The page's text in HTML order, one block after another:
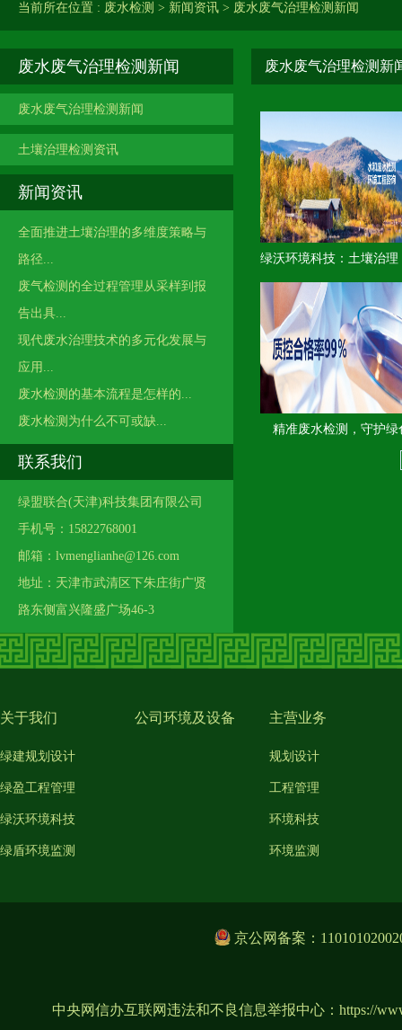
当前所在位置 : 废水检测 > 新闻资讯 > 废水废气治理检测新闻
废水废气治理检测新闻
废水废气治理检测新闻
土壤治理检测资讯
新闻资讯
全面推进土壤治理的多维度策略与
路径...
废气检测的全过程管理从采样到报
告出具...
现代废水治理技术的多元化发展与
应用...
废水检测的基本流程是怎样的...
废水检测为什么不可或缺...
联系我们
绿盟联合(天津)科技集团有限公司
手机号：15822768001
邮箱：lvmenglianhe@126.com
地址：天津市武清区下朱庄街广贤
路东侧富兴隆盛广场46-3
废水废气治理检测新
绿沃环境科技：土壤治理
地绿色未来
精准废水检测，守护绿
关于我们
绿建规划设计
绿盈工程管理
绿沃环境科技
绿盾环境监测
公司环境及设备 主营业务
规划设计
工程管理
环境科技
环境监测
京公网备案：
中央网信办互联网违法和不良信息举报中心： https://